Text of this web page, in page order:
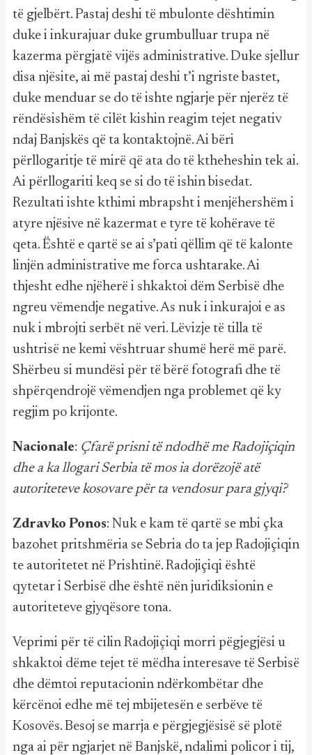
të gjelbërt. Pastaj deshi të mbulonte dështimin
duke i inkurajuar duke grumbulluar trupa në
kazerma përgjatë vijës administrative. Duke sjellur
disa njësite, ai më pastaj deshi t’i ngriste bastet,
duke menduar se do të ishte ngjarje për njerëz të
rëndësishëm të cilët kishin reagim tejet negativ
ndaj Banjskës që ta kontaktojnë. Ai bëri
përllogaritje të mirë që ata do të ktheheshin tek ai.
Ai përllogariti keq se si do të ishin bisedat.
Rezultati ishte kthimi mbrapsht i menjëhershëm i
atyre njësive në kazermat e tyre të kohërave të
qeta. Është e qartë se ai s’pati qëllim që të kalonte
linjën administrative me forca ushtarake. Ai
thjesht edhe njëherë i shkaktoi dëm Serbisë dhe
ngreu vëmendje negative. As nuk i inkurajoi e as
nuk i mbrojti serbët në veri. Lëvizje të tilla të
ushtrisë ne kemi vështruar shumë herë më parë.
Shërbeu si mundësi për të bërë fotografi dhe të
shpërqendrojë vëmendjen nga problemet që ky
regjim po krijonte.
Nacionale: Çfarë prisni të ndodhë me Radojiçiqin
dhe a ka llogari Serbia të mos ia dorëzojë atë
autoriteteve kosovare për ta vendosur para gjyqi?
Zdravko Ponos: Nuk e kam të qartë se mbi çka
bazohet pritshmëria se Sebria do ta jep Radojiçiqin
te autoritetet në Prishtinë. Radojiçiqi është
qytetar i Serbisë dhe është nën juridiksionin e
autoriteteve gjyqësore tona.
Veprimi për të cilin Radojiçiqi morri pëgjegjësi u
shkaktoi dëme tejet të mëdha interesave të Serbisë
dhe dëmtoi reputacionin ndërkombëtar dhe
kërcënoi edhe më tej mbijetesën e serbëve të
Kosovës. Besoj se marrja e përgjegjësisë së plotë
nga ai për ngjarjet në Banjskë, ndalimi policor i tij,